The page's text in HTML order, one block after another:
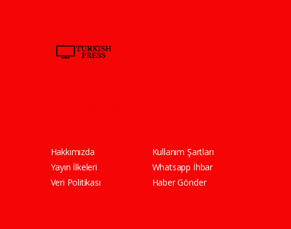
Hakkımızda
Yayın İlkeleri
Veri Politikası
Kullanım Şartları
Whatsapp İhbar
Haber Gönder